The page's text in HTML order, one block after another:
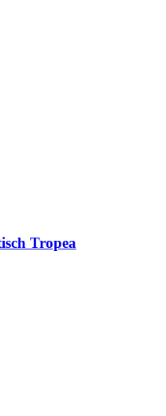
Tropea